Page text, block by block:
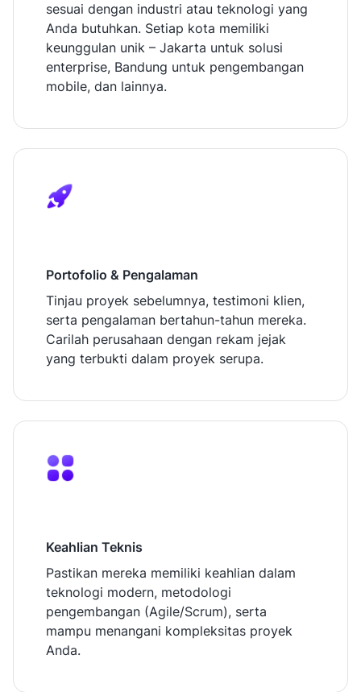
sesuai dengan industri atau teknologi yang
Anda butuhkan. Setiap kota memiliki
keunggulan unik – Jakarta untuk solusi
enterprise, Bandung untuk pengembangan
mobile, dan lainnya.
Portofolio & Pengalaman
Tinjau proyek sebelumnya, testimoni klien,
serta pengalaman bertahun-tahun mereka.
Carilah perusahaan dengan rekam jejak
yang terbukti dalam proyek serupa.
Keahlian Teknis
Pastikan mereka memiliki keahlian dalam
teknologi modern, metodologi
pengembangan (Agile/Scrum), serta
mampu menangani kompleksitas proyek
Anda.